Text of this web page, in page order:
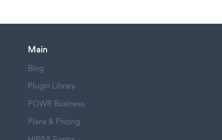
Main
Blog
Plugin Library
POWR Business
Plans & Pricing